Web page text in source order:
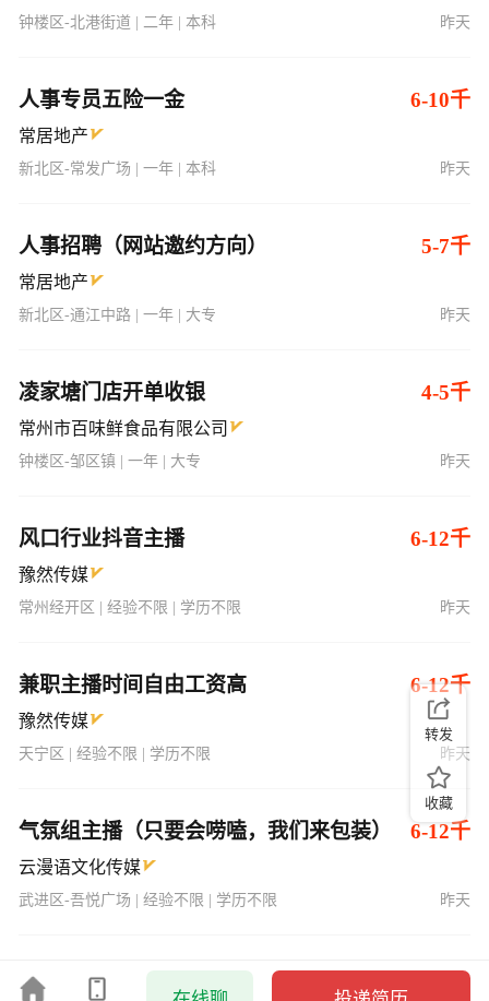
钟楼区-北港街道 | 二年 | 本科 昨天
人事专员五险一金 6-10千
常居地产
新北区-常发广场 | 一年 | 本科 昨天
人事招聘（网站邀约方向） 5-7千
常居地产
新北区-通江中路 | 一年 | 大专 昨天
凌家塘门店开单收银 4-5千
常州市百味鲜食品有限公司
钟楼区-邹区镇 | 一年 | 大专 昨天
风口行业抖音主播 6-12千
豫然传媒
常州经开区 | 经验不限 | 学历不限 昨天
兼职主播时间自由工资高 6-12千
豫然传媒
天宁区 | 经验不限 | 学历不限 昨天
气氛组主播（只要会唠嗑，我们来包装） 6-12千
云漫语文化传媒
武进区-吾悦广场 | 经验不限 | 学历不限 昨天
转发
收藏